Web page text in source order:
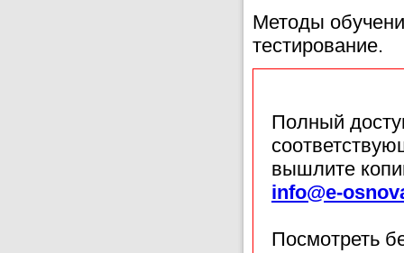
Методы
тестирование.
Полный
вышлите
info@e-
Посмотреть